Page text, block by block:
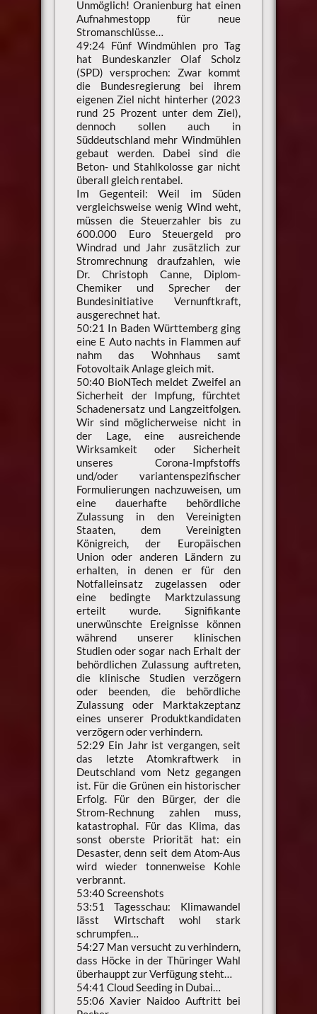
Unmöglich! Oranienburg hat einen
Aufnahmestopp für neue
Stromanschlüsse…
49:24 Fünf Windmühlen pro Tag
hat Bundeskanzler Olaf Scholz
(SPD) versprochen: Zwar kommt
die Bundesregierung bei ihrem
eigenen Ziel nicht hinterher (2023
rund 25 Prozent unter dem Ziel),
dennoch sollen auch in
Süddeutschland mehr Windmühlen
gebaut werden. Dabei sind die
Beton- und Stahlkolosse gar nicht
überall gleich rentabel.
Im Gegenteil: Weil im Süden
vergleichsweise wenig Wind weht,
müssen die Steuerzahler bis zu
600.000 Euro Steuergeld pro
Windrad und Jahr zusätzlich zur
Stromrechnung draufzahlen, wie
Dr. Christoph Canne, Diplom-
Chemiker und Sprecher der
Bundesinitiative Vernunftkraft,
ausgerechnet hat.
50:21 In Baden Württemberg ging
eine E Auto nachts in Flammen auf
nahm das Wohnhaus samt
Fotovoltaik Anlage gleich mit.
50:40 BioNTech meldet Zweifel an
Sicherheit der Impfung, fürchtet
Schadenersatz und Langzeitfolgen.
Wir sind möglicherweise nicht in
der Lage, eine ausreichende
Wirksamkeit oder Sicherheit
unseres Corona-Impfstoffs
und/oder variantenspezifischer
Formulierungen nachzuweisen, um
eine dauerhafte behördliche
Zulassung in den Vereinigten
Staaten, dem Vereinigten
Königreich, der Europäischen
Union oder anderen Ländern zu
erhalten, in denen er für den
Notfalleinsatz zugelassen oder
eine bedingte Marktzulassung
erteilt wurde. Signifikante
unerwünschte Ereignisse können
während unserer klinischen
Studien oder sogar nach Erhalt der
behördlichen Zulassung auftreten,
die klinische Studien verzögern
oder beenden, die behördliche
Zulassung oder Marktakzeptanz
eines unserer Produktkandidaten
verzögern oder verhindern.
52:29 Ein Jahr ist vergangen, seit
das letzte Atomkraftwerk in
Deutschland vom Netz gegangen
ist. Für die Grünen ein historischer
Erfolg. Für den Bürger, der die
Strom-Rechnung zahlen muss,
katastrophal. Für das Klima, das
sonst oberste Priorität hat: ein
Desaster, denn seit dem Atom-Aus
wird wieder tonnenweise Kohle
verbrannt.
53:40 Screenshots
53:51 Tagesschau: Klimawandel
lässt Wirtschaft wohl stark
schrumpfen…
54:27 Man versucht zu verhindern,
dass Höcke in der Thüringer Wahl
überhauppt zur Verfügung steht…
54:41 Cloud Seeding in Dubai…
55:06 Xavier Naidoo Auftritt bei